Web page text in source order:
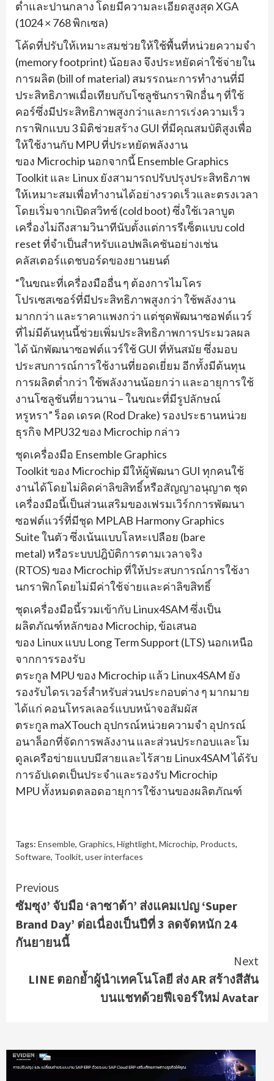
ต่ำและปานกลาง โดยมีความละเอียดสูงสุดXGA
(1024 × 768พิกเซล)
โค้ดที่ปรับให้เหมาะสมช่วยให้ใช้พื้นที่หน่วยความจำ
(memory footprint) น้อยลง จึงประหยัดค่าใช้จ่ายใน
การผลิต (bill of material) สมรรถนะการทำงานที่มี
ประสิทธิภาพเมื่อเทียบกับโซลูชันกราฟิกอื่น ๆ ที่ใช้
คอร์ซึ่งมีประสิทธิภาพสูงกว่าและการเร่งความเร็ว
กราฟิกแบบ3มิติช่วยสร้าง GUI ที่มีคุณสมบัติสูงเพื่อ
ให้ใช้งานกับ MPUที่ประหยัดพลังงาน
ของ Microchip นอกจากนี้ Ensemble Graphics
Toolkit และ Linuxยังสามารถปรับปรุงประสิทธิภาพ
ให้เหมาะสมเพื่อทำงานได้อย่างรวดเร็วและตรงเวลา
โดยเริ่มจากเปิดสวิทช์ (cold boot)ซึ่งใช้เวลาบูต
เครื่องไม่ถึงสามวินาทีนับตั้งแต่การรีเซ็ตแบบcold
resetที่จำเป็นสำหรับแอปพลิเคชันอย่างเช่น
คลัสเตอร์แดชบอร์ดของยานยนต์
“ในขณะที่เครื่องมืออื่น ๆ ต้องการไมโคร
โปรเซสเซอร์ที่มีประสิทธิภาพสูงกว่า ใช้พลังงาน
มากกว่า และราคาแพงกว่า แต่ชุดพัฒนาซอฟต์แวร์
ที่ไม่มีต้นทุนนี้ช่วยเพิ่มประสิทธิภาพการประมวลผล
ได้ นักพัฒนาซอฟต์แวร์ใช้GUI ที่ทันสมัย ซึ่งมอบ
ประสบการณ์การใช้งานที่ยอดเยี่ยม อีกทั้งมีต้นทุน
การผลิตต่ำกว่า ใช้พลังงานน้อยกว่า และอายุการใช้
งานโซลูชันที่ยาวนาน – ในขณะที่มีรูปลักษณ์
หรูหรา” ร็อด เดรค (Rod Drake) รองประธานหน่วย
ธุรกิจ MPU32ของ Microchip กล่าว
ชุดเครื่องมือ Ensemble Graphics
Toolkit ของ Microchip มีให้ผู้พัฒนา GUI ทุกคนใช้
งานได้โดยไม่คิดค่าลิขสิทธิ์หรือสัญญาอนุญาต ชุด
เครื่องมือนี้เป็นส่วนเสริมของเฟรมเวิร์กการพัฒนา
ซอฟต์แวร์ที่มีชุด MPLAB Harmony Graphics
Suiteในตัว ซึ่งเน้นแบบโลหะเปลือย (bare
metal) หรือระบบปฎิบัติการตามเวลาจริง
(RTOS) ของ Microchipที่ให้ประสบการณ์การใช้งา
นกราฟิกโดยไม่มีค่าใช้จ่ายและค่าลิขสิทธิ์
ชุดเครื่องมือนี้รวมเข้ากับ Linux4SAMซึ่งเป็น
ผลิตภัณฑ์หลักของ Microchip, ข้อเสนอ
ของ Linuxแบบ Long Term Support (LTS) นอกเหนือ
จากการรองรับ
ตระกูล MPU ของ Microchip แล้ว Linux4SAM ยัง
รองรับไดรเวอร์สำหรับส่วนประกอบต่าง ๆ มากมาย
ได้แก่ คอนโทรลเลอร์แบบหน้าจอสัมผัส
ตระกูล maXTouch อุปกรณ์หน่วยความจำ อุปกรณ์
อนาล็อกที่จัดการพลังงาน และส่วนประกอบและโม
ดูลเครือข่ายแบบมีสายและไร้สาย Linux4SAMได้รับ
การอัปเดตเป็นประจำและรองรับ Microchip
MPUทั้งหมดตลอดอายุการใช้งานของผลิตภัณฑ์
Tags: Ensemble, Graphics, Hightlight, Microchip, Products,
Software, Toolkit, user interfaces
Continue
Reading
Previous
ซัมซุง’ จับมือ ‘ลาซาด้า’ ส่งแคมเปญ ‘Super
Brand Day’ ต่อเนื่องเป็นปีที่ 3 ลดจัดหนัก 24
กันยายนนี้
Next
LINE ตอกย้ำผู้นำเทคโนโลยี ส่ง AR สร้างสีสัน
บนแชทด้วยฟีเจอร์ใหม่ Avatar